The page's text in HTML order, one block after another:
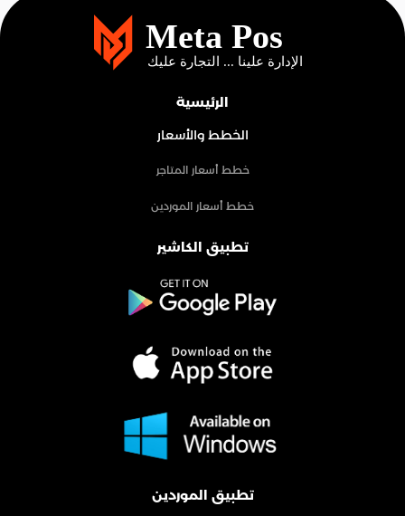
الرئيسية
الخطط والأسعار
خطط أسعار المتاجر
خطط أسعار الموردين
تطبيق الكاشير
تطبيق الموردين